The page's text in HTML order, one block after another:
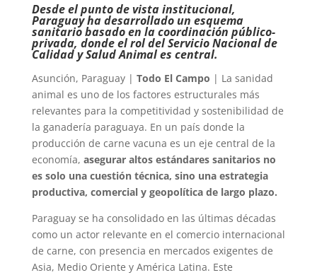
Desde el punto de vista institucional,
Paraguay ha desarrollado un esquema
sanitario basado en la coordinación público-
privada, donde el rol del Servicio Nacional de
Calidad y Salud Animal es central.
Asunción, Paraguay | Todo El Campo | La sanidad
animal es uno de los factores estructurales más
relevantes para la competitividad y sostenibilidad de
la ganadería paraguaya. En un país donde la
producción de carne vacuna es un eje central de la
economía, asegurar altos estándares sanitarios no
es solo una cuestión técnica, sino una estrategia
productiva, comercial y geopolítica de largo plazo.
Paraguay se ha consolidado en las últimas décadas
como un actor relevante en el comercio internacional
de carne, con presencia en mercados exigentes de
Asia, Medio Oriente y América Latina. Este